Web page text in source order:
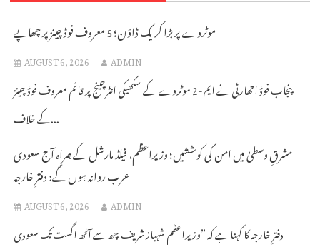
موٹروے پر بڑا کریک ڈاؤن؛ 5 معروف فوڈ چینز پر چھاپے
AUGUST 6, 2026 ADMIN
پنجاب فوڈ اتھارٹی نے ایم-2 موٹروے کے سکھیکی انٹرچینج پر قائم معروف فوڈ چینز
کے خلاف...
مشرقِ وسطیٰ میں امن کی کوششیں؛ وزیراعظم، فیلڈ مارشل کے ہمراہ آج سعودی
عرب روانہ ہوں گے: دفترِ خارجہ
AUGUST 6, 2026 ADMIN
دفترِ خارجہ کا کہنا ہے کہ ”وزیراعظم شہباز شریف چھ سے آٹھ اگست تک سعودی